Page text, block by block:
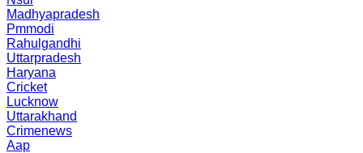
Madhyapradesh
Pmmodi
Rahulgandhi
Uttarpradesh
Haryana
Cricket
Lucknow
Uttarakhand
Crimenews
Aap